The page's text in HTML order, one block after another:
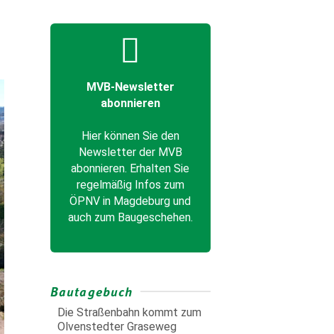
MVB-Newsletter
abonnieren
Hier können Sie den
Newsletter der MVB
abonnieren. Erhalten Sie
regelmäßig Infos zum
ÖPNV in Magdeburg und
auch zum Baugeschehen.
Bautagebuch
Die Straßenbahn kommt zum
Olvenstedter Graseweg